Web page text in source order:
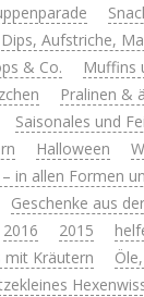
Dips, Aufstriche,
& Co.
Muffins
Pralinen &
Saisonales und
Halloween
in allen Formen
Geschenke aus
2016 2015
mit Kräutern